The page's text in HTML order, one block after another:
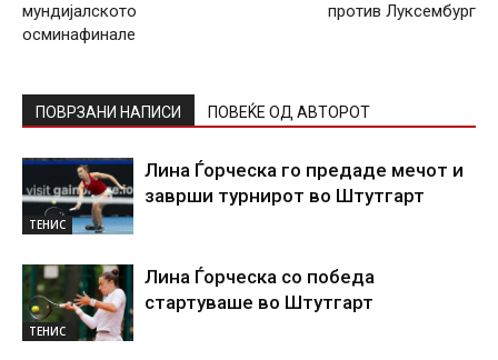
мундијалското
осминафинале
против Луксембург
ПОВРЗАНИ НАПИСИ ПОВЕЌЕ ОД АВТОРОТ
ТЕНИС
Лина Ѓорческа го предаде мечот и
заврши турнирот во Штутгарт
ТЕНИС
Лина Ѓорческа со победа
стартуваше во Штутгарт